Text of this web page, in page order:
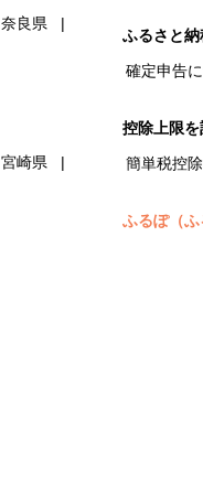
奈良県
宮崎県
ふるさと
確定申告
控除上限
簡単税控
ふるぽ（